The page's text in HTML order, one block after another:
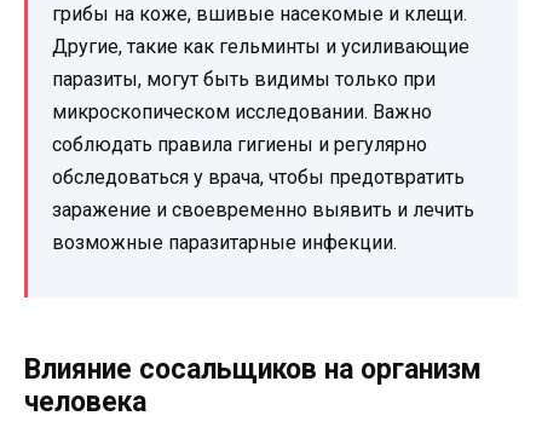
грибы на коже, вшивые насекомые и клещи.
Другие, такие как гельминты и усиливающие
паразиты, могут быть видимы только при
микроскопическом исследовании. Важно
соблюдать правила гигиены и регулярно
обследоваться у врача, чтобы предотвратить
заражение и своевременно выявить и лечить
возможные паразитарные инфекции.
Влияние сосальщиков на организм
человека